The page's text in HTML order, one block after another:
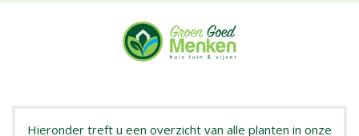
Hieronder treft u een overzicht van alle planten in onze